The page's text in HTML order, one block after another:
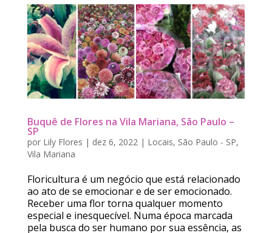
Buquê de Flores na Vila Mariana, São Paulo –
SP
por Lily Flores | dez 6, 2022| Locais, São Paulo - SP,
Vila Mariana
Floricultura é um negócio que está relacionado
ao ato de se emocionar e de ser emocionado.
Receber uma flor torna qualquer momento
especial e inesquecível. Numa época marcada
pela busca do ser humano por sua essência, as